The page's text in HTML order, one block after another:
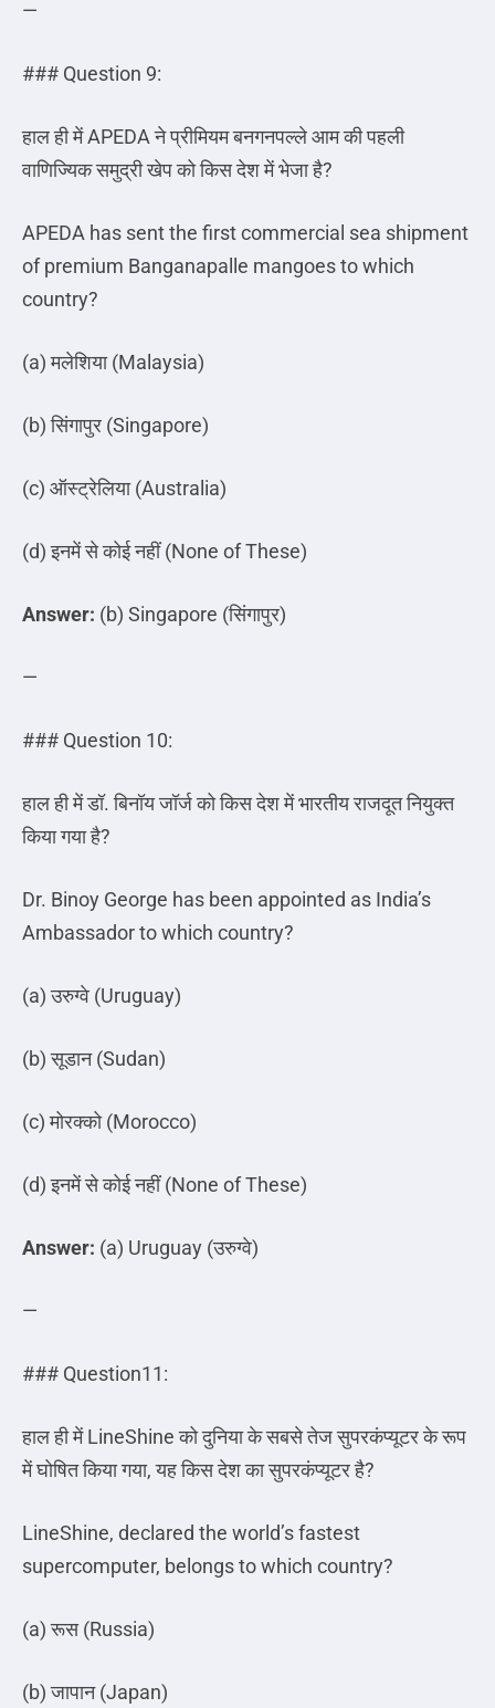
—
### Question 9:
हाल ही मेंAPEDAने प्रीमियम बनगनपल्ले आम की पहली
वाणिज्यिक समुद्री खेप को किस देश में भेजा है?
APEDA has sent the first commercial sea shipment
of premium Banganapalle mangoes to which
country?
(a)मलेशिया(Malaysia)
(b)सिंगापुर (Singapore)
(c) ऑस्ट्रेलिया(Australia)
(d)इनमेंसेकोईनहीं(None of These)
Answer: (b) Singapore (सिंगापुर)
—
### Question 10:
हाल ही में डॉ.बिनॉय जॉर्ज को किस देश में भारतीय राजदूत नियुक्त
किया गया है?
Dr. Binoy George has been appointed as India’s
Ambassador to which country?
(a)उरुग्वे (Uruguay)
(b)सूडान(Sudan)
(c)मोरक्को(Morocco)
(d)इनमेंसेकोईनहीं(None of These)
Answer: (a) Uruguay (उरुग्वे)
—
### Question11:
हाल ही मेंLineShineको दुनिया के सबसे तेज सुपरकंप्यूटर के रूप
में घोषित किया गया,यह किस देश का सुपरकंप्यूटर है?
LineShine, declared the world’s fastest
supercomputer, belongs to which country?
(a)रूस(Russia)
(b)जापान(Japan)